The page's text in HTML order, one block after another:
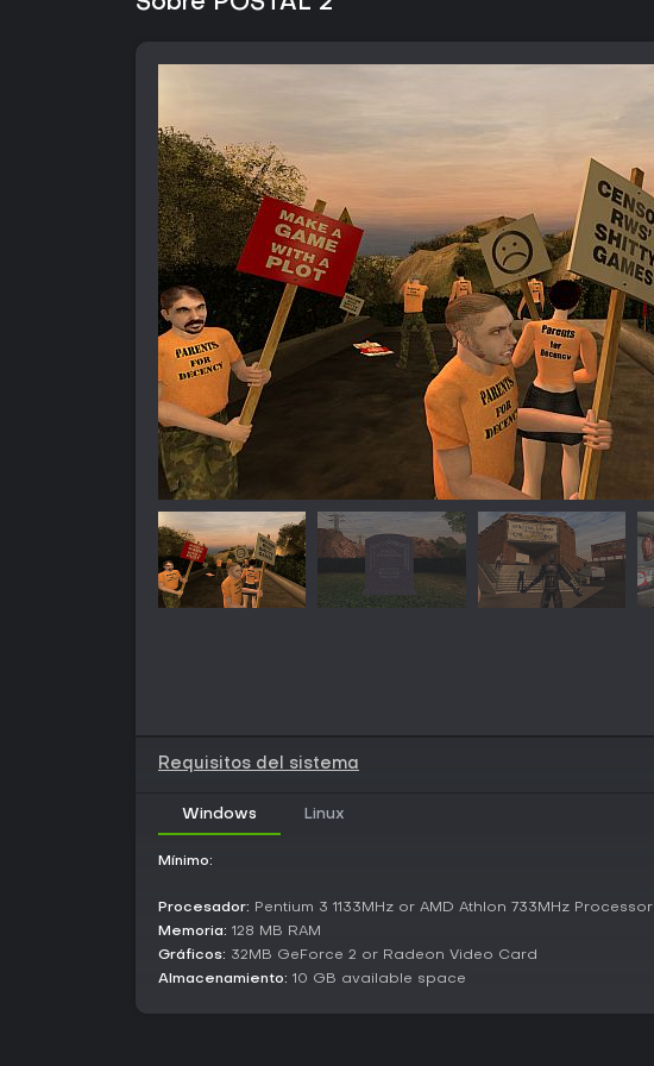
Requisitos del sistema
Windows Linux
Mínimo:
Procesador: Pentium 3 1133MHz or AMD Athlon 733MHz Processor
Memoria: 128 MB RAM
Gráficos: 32MB GeForce 2 or Radeon Video Card
Almacenamiento: 10 GB available space